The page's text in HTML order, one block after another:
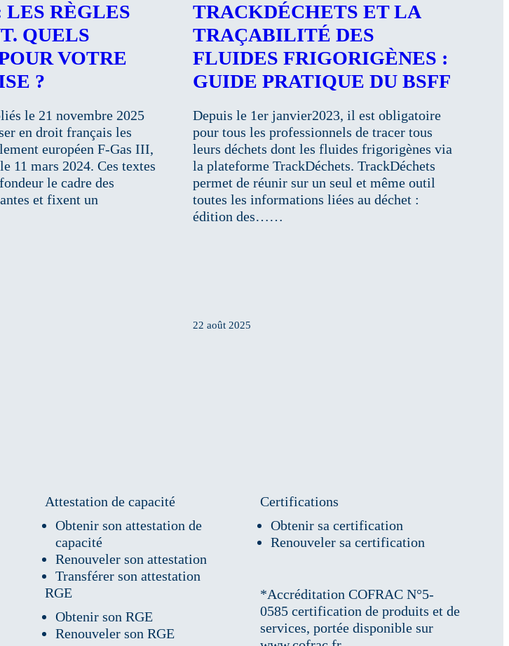
RÈGLES
QUELS
VOTRE
?
le 21 novembre 2025
en droit français les
européen F-Gas III,
11 mars 2024. Ces textes
le cadre des
et fixent un
TRACKDÉCHETS ET LA
TRAÇABILITÉ DES
FLUIDES FRIGORIGÈNES :
GUIDE PRATIQUE DU BSFF
Depuis le 1er janvier2023, il est obligatoire
pour tous les professionnels de tracer tous
leurs déchets dont les fluides frigorigènes via
la plateforme TrackDéchets. TrackDéchets
permet de réunir sur un seul et même outil
toutes les informations liées au déchet :
édition des……
22 août 2025
Attestation de capacité
Obtenir son attestation de
capacité
Renouveler son attestation
Transférer son attestation
RGE
Obtenir son RGE
Renouveler son RGE
Certifications
Obtenir sa certification
Renouveler sa certification
*Accréditation COFRAC N°5-
0585 certification de produits et de
services, portée disponible sur